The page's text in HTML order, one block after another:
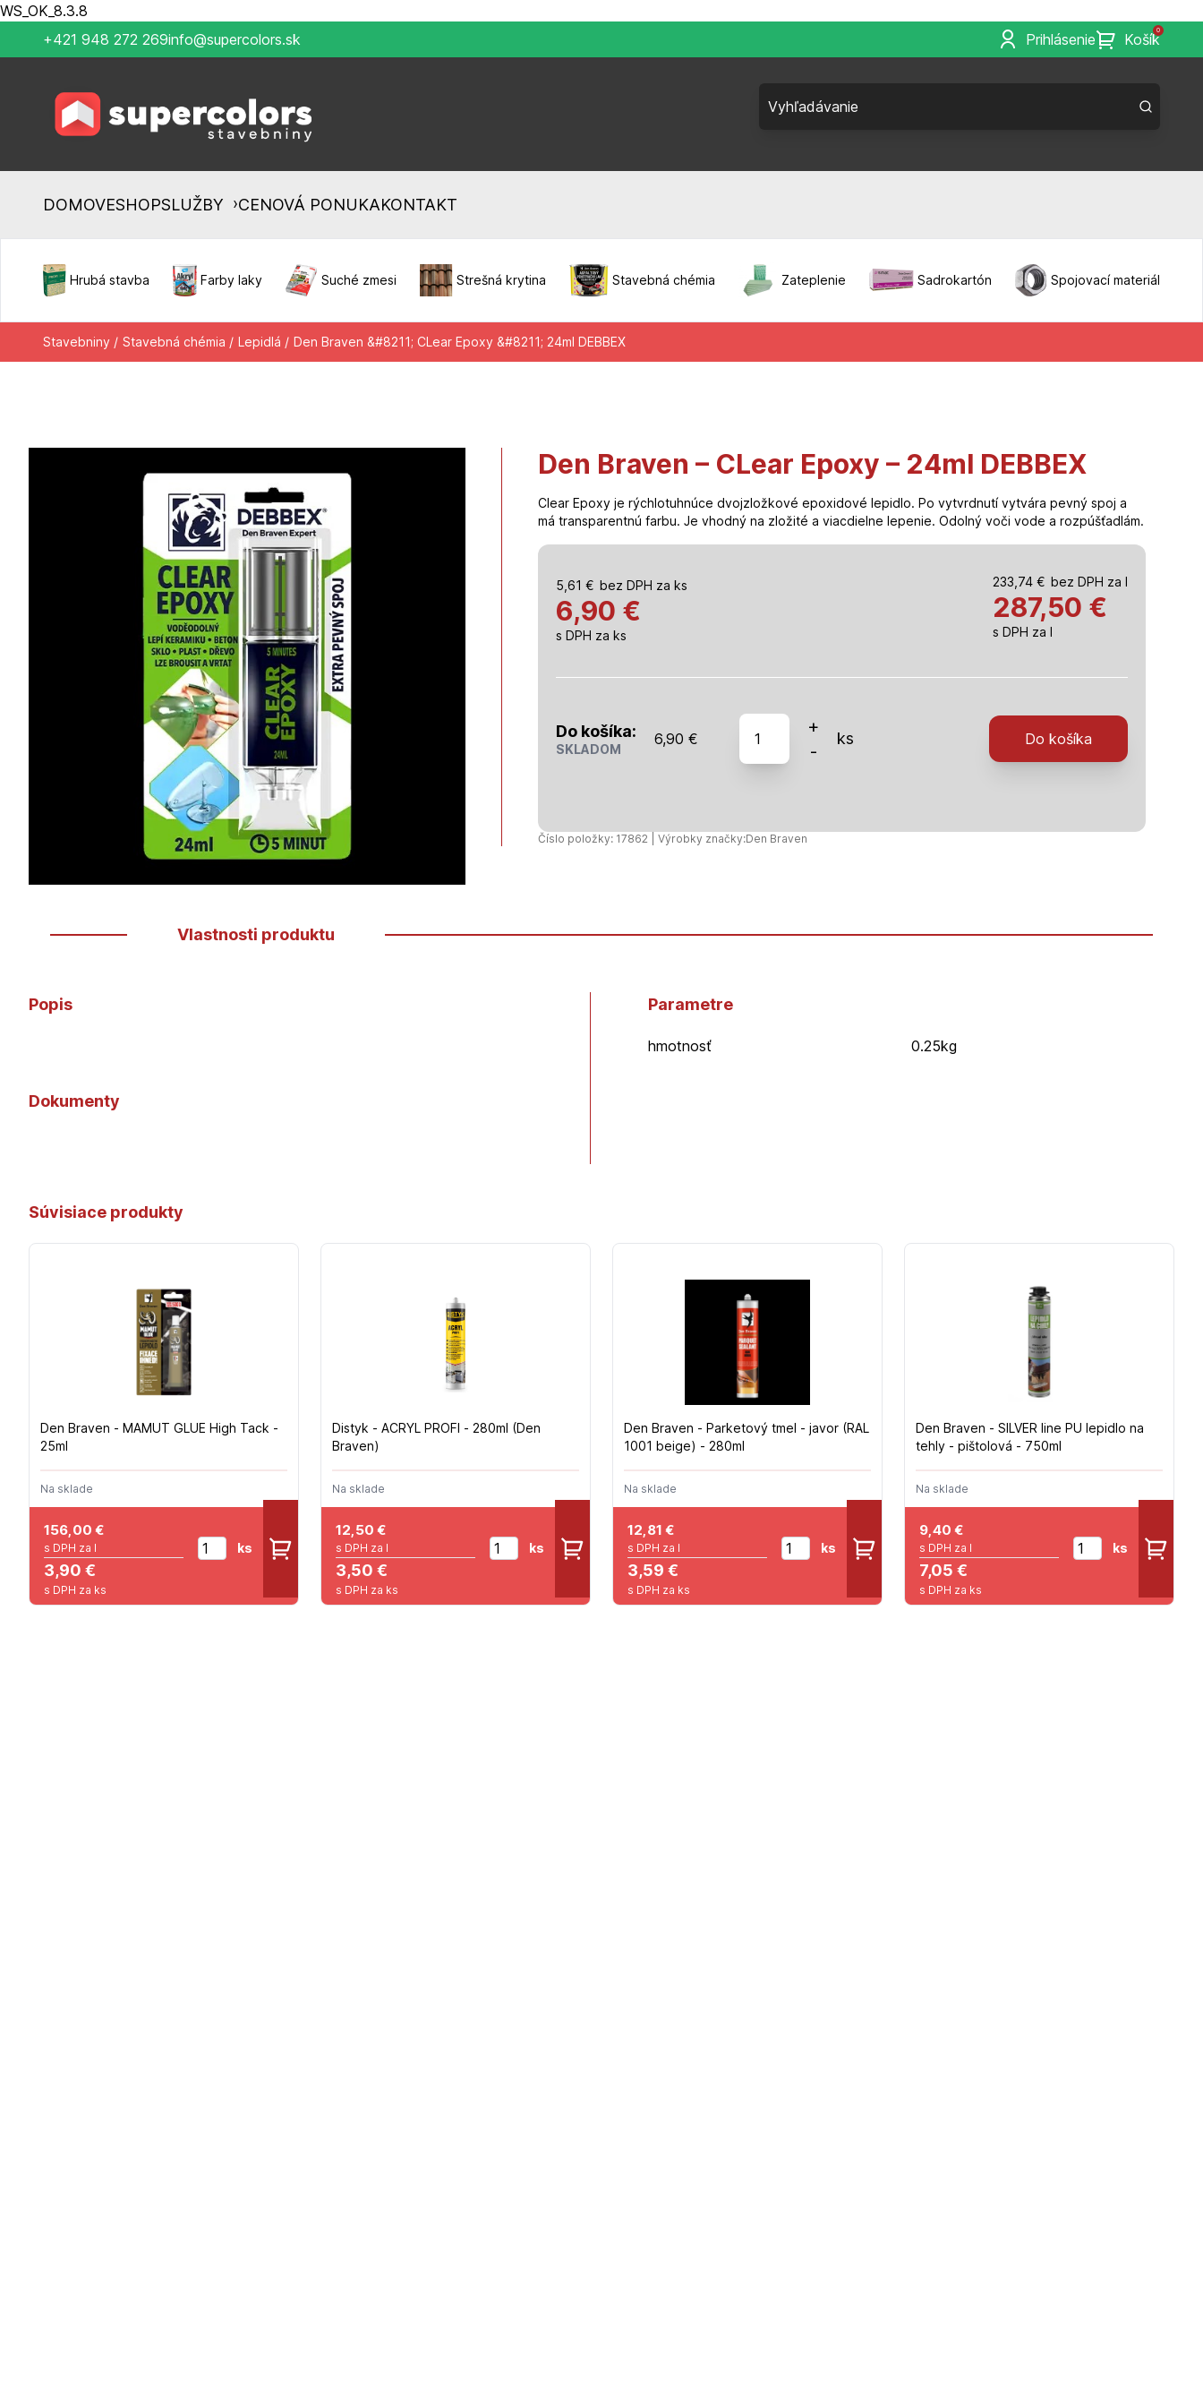
WS_OK_8.3.8
+421 948 272 269info@supercolors.sk Prihlásenie
0
Košík
DOMOVESHOPSLUŽBY ›CENOVÁ PONUKAKONTAKT
Hrubá stavba Farby laky Suché zmesi Strešná krytina Stavebná chémia Zateplenie Sadrokartón Spojovací materiál
Stavebniny / Stavebná chémia / Lepidlá / Den Braven &#8211; CLear Epoxy &#8211; 24ml DEBBEX
Den Braven – CLear Epoxy – 24ml DEBBEX
Clear Epoxy je rýchlotuhnúce dvojzložkové epoxidové lepidlo. Po vytvrdnutí vytvára pevný spoj a
má transparentnú farbu. Je vhodný na zložité a viacdielne lepenie. Odolný voči vode a rozpúšťadlám.
5,61 € bez DPH za ks
6,90 €
s DPH za ks
233,74 € bez DPH za l
287,50 €
s DPH za l
Do košíka:
SKLADOM
6,90 €
množstvo
Den
Braven
Epoxy
+
-
ks Do košíka
Číslo položky: 17862 | Výrobky značky:Den Braven
Vlastnosti produktu
Popis
Dokumenty
Parametre
hmotnosť 0.25kg
Súvisiace produkty
Den Braven - MAMUT GLUE High Tack -
25ml
Na sklade
156,00 €
s DPH za l
3,90 €
s DPH za ks
ks
Distyk - ACRYL PROFI - 280ml (Den
Braven)
Na sklade
12,50 €
s DPH za l
3,50 €
s DPH za ks
ks
Den Braven - Parketový tmel - javor (RAL
1001 beige) - 280ml
Na sklade
12,81 €
s DPH za l
3,59 €
s DPH za ks
ks
Den Braven - SILVER line PU lepidlo na
tehly - pištolová - 750ml
Na sklade
9,40 €
s DPH za l
7,05 €
s DPH za ks
ks